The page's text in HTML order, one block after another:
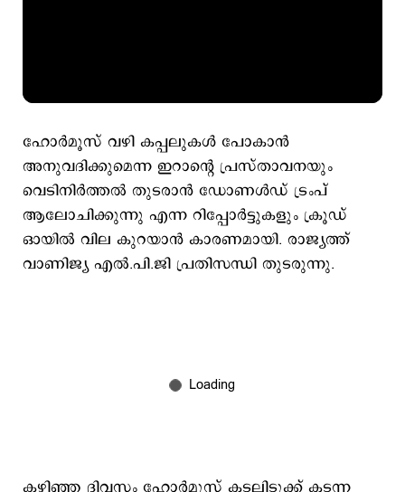
ഹോര്‍മൂസ് വഴി കപ്പലുകള്‍ പോകാന്‍
അനുവദിക്കുമെന്ന ഇറാന്‍റെ പ്രസ്താവനയും
വെടിനിര്‍ത്തല്‍ തുടരാന്‍ ഡോണള്‍ഡ് ട്രംപ്
ആലോചിക്കുന്നു എന്ന റിപ്പോര്‍ട്ടുകളും ക്രൂഡ്
ഓയില്‍ വില കുറയാന്‍ കാരണമായി. രാജ്യത്ത്
വാണിജ്യ എല്‍.പി.ജി പ്രതിസന്ധി തുടരുന്നു.
കഴിഞ്ഞ ദിവസം ഹോര്‍മൂസ് കടലിടുക്ക് കടന്ന